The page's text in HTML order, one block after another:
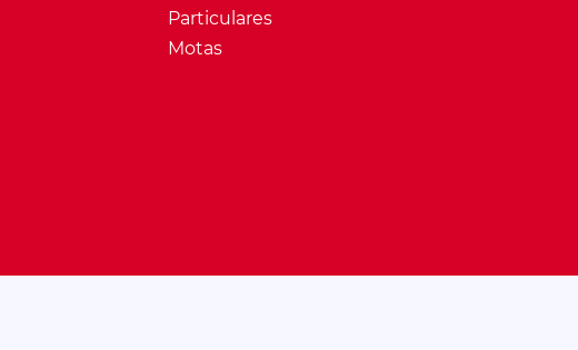
Particulares
Motas